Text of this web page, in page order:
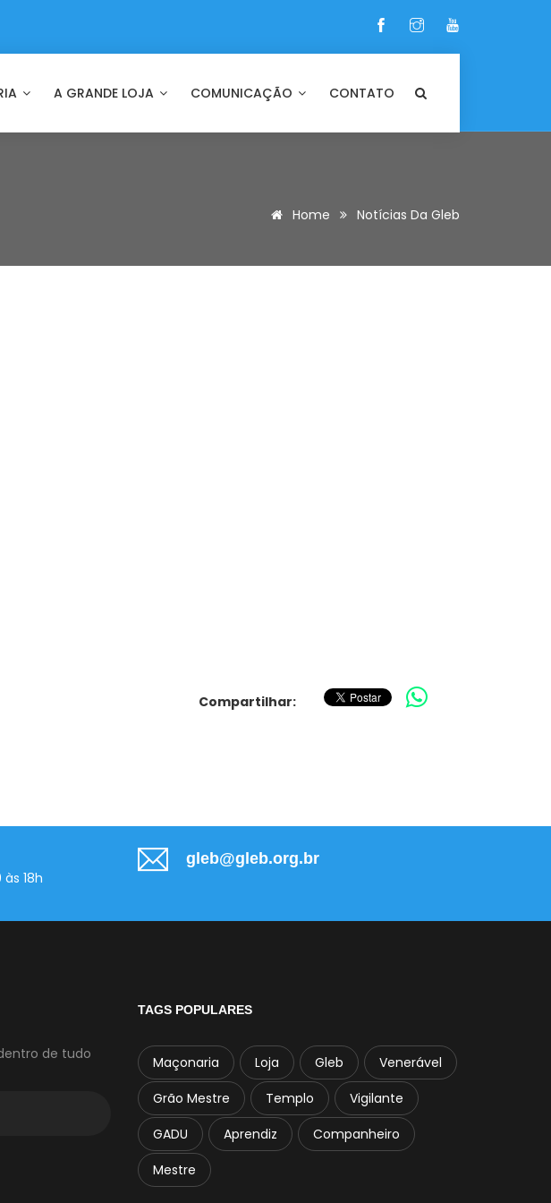
A GRANDE LOJA COMUNICAÇÃO CONTATO
Home Notícias Da Gleb
Compartilhar:
18h
gleb@gleb.org.br
de tudo
TAGS POPULARES
Maçonaria Loja Gleb
Venerável
Grão Mestre
Templo
Vigilante
GADU
Aprendiz
Companheiro
Mestre